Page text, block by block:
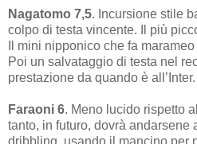
Nagatomo 7,5. Incursione stile
colpo di testa vincente. Il più
Il mini nipponico che fa
Poi un salvataggio di testa nel
prestazione da quando è all’Inter.
Faraoni 6. Meno lucido rispetto
tanto, in futuro, dovrà andarsene
dribbling, usando il mancino per